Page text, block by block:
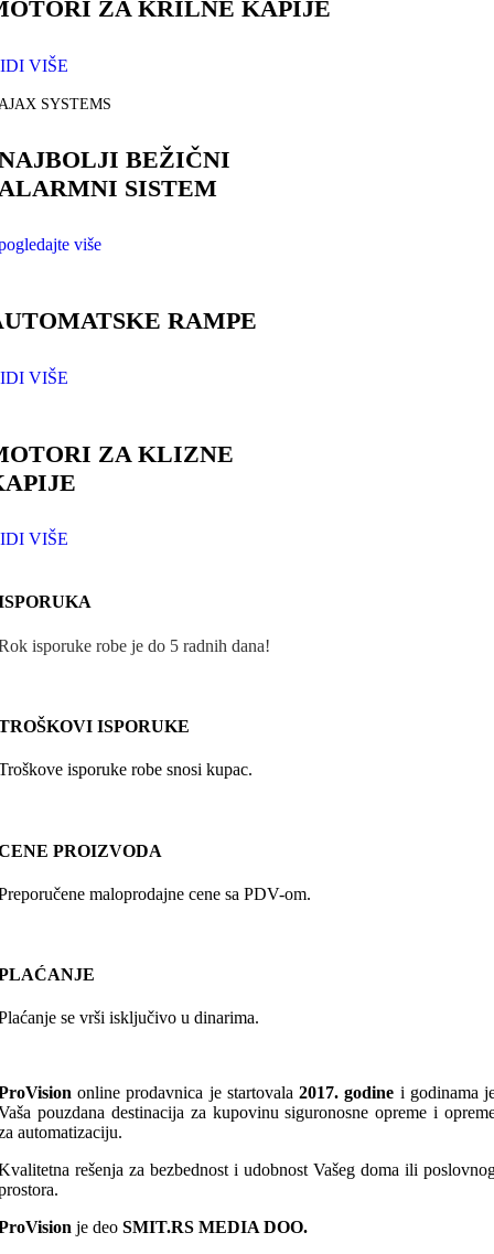
ZA KRILNE KAPIJE
VIŠE
SYSTEMS
BEŽIČNI
SISTEM
više
RAMPE
VIŠE
ZA KLIZNE
VIŠE
isporuke robe je do 5 radnih dana!
ISPORUKE
isporuke robe snosi kupac.
PROIZVODA
maloprodajne cene sa PDV-om.
se vrši isključivo u dinarima.
online prodavnica je startovala2017. godine i godinama
pouzdana destinacija za kupovinu siguronosne opreme i
automatizaciju.
rešenja za bezbednost i udobnost Vašeg doma ili
je deo SMIT.RS MEDIA DOO.